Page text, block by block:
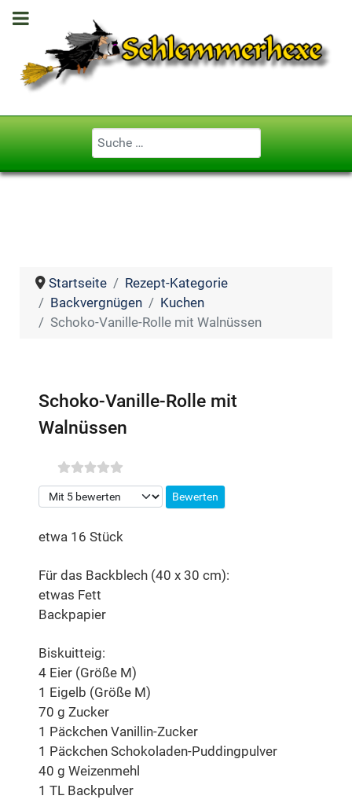
Geben Sie ...
Startseite
Rezept-Kategorie
Backvergnügen
Kuchen
Schoko-Vanille-Rolle mit Walnüssen
Schoko-Vanille-Rolle mit
Walnüssen
Bitte bewerten
etwa 16 Stück
Für das Backblech (40 x 30 cm):
etwas Fett
Backpapier
Biskuitteig:
4 Eier (Größe M)
1 Eigelb (Größe M)
70 g Zucker
1 Päckchen Vanillin-Zucker
1 Päckchen Schokoladen-Puddingpulver
40 g Weizenmehl
1 TL Backpulver